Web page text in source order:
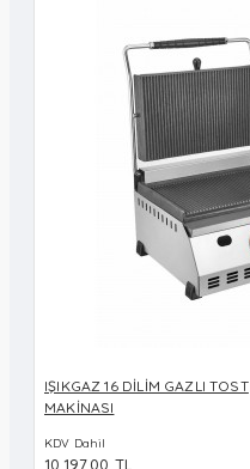
IŞIKGAZ 16 DİLİM GAZLI TOST
MAKİNASI
KDV Dahil
10.197,00 TL